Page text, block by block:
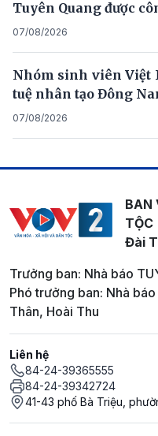
Tuyên Quang được
07/08/2026
Nhóm sinh viên Việt
tuệ nhân tạo Đông
07/08/2026
BAN
TỘC
Đài
Trưởng ban: Nhà báo
Phó trưởng ban: Nhà
Thân, Hoài Thu
Liên hệ
84-24-39365555
84-24-39342724
41-43 phố Bà Triệu,